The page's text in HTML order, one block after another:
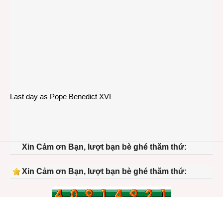
Last day as Pope Benedict XVI
Xin Cảm ơn Bạn, lượt bạn bè ghé thăm thứ:
Xin Cảm ơn Bạn, lượt bạn bè ghé thăm thứ: